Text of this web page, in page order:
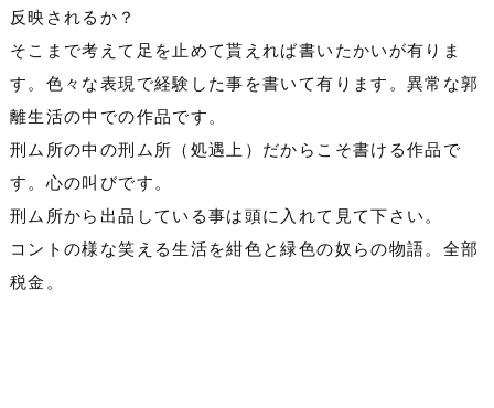
反映されるか？
そこまで考えて足を止めて貰えれば書いたかいが有りま
す。色々な表現で経験した事を書いて有ります。異常な郭
離生活の中での作品です。
刑ム所の中の刑ム所（処遇上）だからこそ書ける作品で
す。心の叫びです。
刑ム所から出品している事は頭に入れて見て下さい。
コントの様な笑える生活を紺色と緑色の奴らの物語。全部
税金。